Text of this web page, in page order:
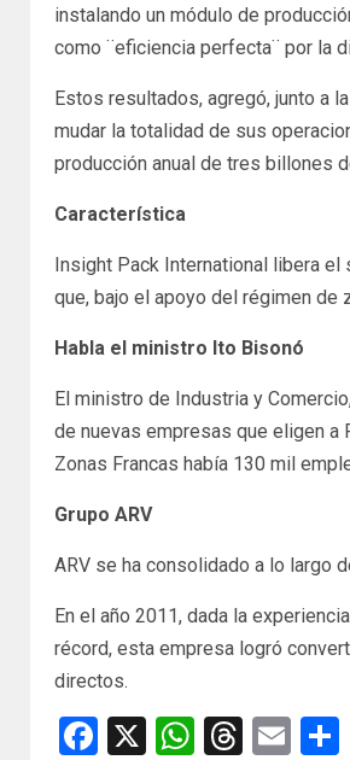
instalando un módulo de
como ¨eficiencia perfecta¨ por la
Estos resultados, agregó, junto a
mudar la totalidad de sus
producción anual de tres billones
Característica
Insight Pack International libera
que, bajo el apoyo del régimen
Habla el ministro Ito Bisonó
El ministro de Industria y
de nuevas empresas que eligen a
Zonas Francas había 130 mil
Grupo ARV
ARV se ha consolidado a lo largo
En el año 2011, dada la
récord, esta empresa logró
directos.
Facebook
X WhatsApp